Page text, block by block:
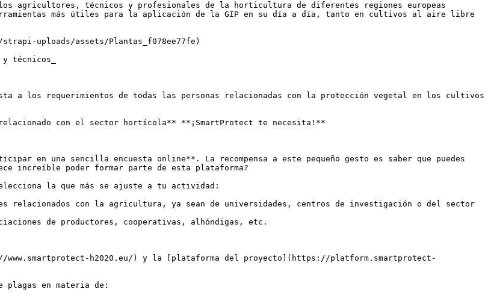
agricultores, técnicos y profesionales de la horticultura de diferentes regiones europeas
más útiles para la aplicación de la GIP en su día a día, tanto en cultivos al aire libre
uploads/assets/Plantas_f078ee77fe)
técnicos_
a los requerimientos de todas las personas relacionadas con la protección vegetal en los cultivos
con el sector hortícola** **¡SmartProtect te necesita!**
en una sencilla encuesta online**. La recompensa a este pequeño gesto es saber que puedes
increíble poder formar parte de esta plataforma?
la que más se ajuste a tu actividad:
relacionados con la agricultura, ya sean de universidades, centros de investigación o del sector
de productores, cooperativas, alhóndigas, etc.
h2020.eu/) y la [plataforma del proyecto](https://platform.smartprotect-
plagas en materia de: